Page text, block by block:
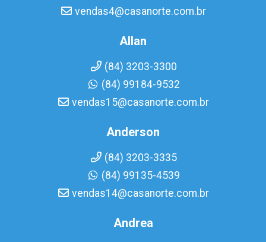
vendas4@casanorte.com.br
Allan
(84) 3203-3300
(84) 99184-9532
vendas15@casanorte.com.br
Anderson
(84) 3203-3335
(84) 99135-4539
vendas14@casanorte.com.br
Andrea